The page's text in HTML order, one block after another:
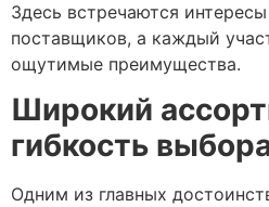
Здесь встречаются
поставщиков, а каждый
ощутимые преимущества.
Широкий
гибкость
Одним из главных